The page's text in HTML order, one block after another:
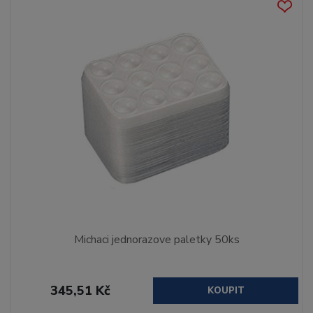
Michaci jednorazove paletky 50ks
345,51 Kč KOUPIT